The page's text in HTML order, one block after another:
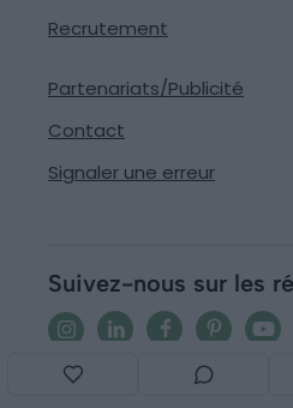
Recrutement
Partenariats/Publicité
Contact
Signaler une erreur
Suivez-nous sur les